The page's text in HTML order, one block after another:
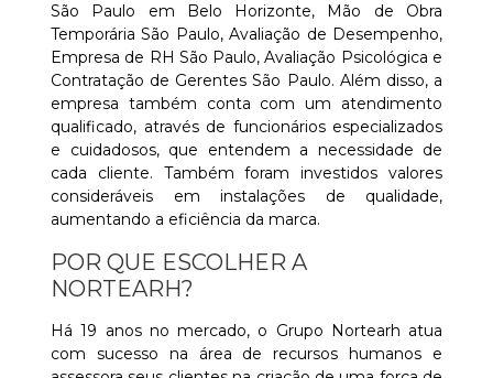
São Paulo em Belo Horizonte, Mão de Obra
Temporária São Paulo, Avaliação de Desempenho,
Empresa de RH São Paulo, Avaliação Psicológica e
Contratação de Gerentes São Paulo. Além disso, a
empresa também conta com um atendimento
qualificado, através de funcionários especializados
e cuidadosos, que entendem a necessidade de
cada cliente. Também foram investidos valores
consideráveis em instalações de qualidade,
aumentando a eficiência da marca.
POR QUE ESCOLHER A
NORTEARH?
Há 19 anos no mercado, o Grupo Nortearh atua
com sucesso na área de recursos humanos e